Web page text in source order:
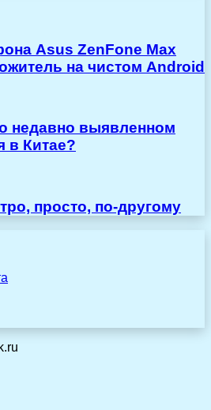
Asus ZenFone Max
на чистом Android
недавно выявленном
в Китае?
просто, по-другому